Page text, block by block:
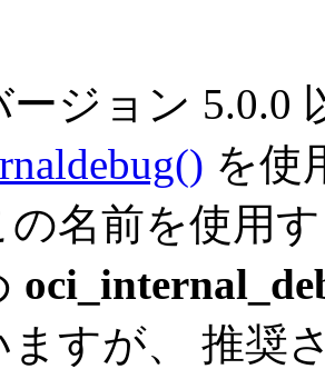
ージョン 5.0.0
を使
の名前を使用
ますが、 推奨